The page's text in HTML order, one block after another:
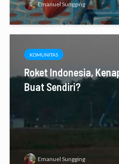
Emanuel Sungging
KOMUNITAS
Roket Indonesia,
Buat Sendiri?
Emanuel Sungging